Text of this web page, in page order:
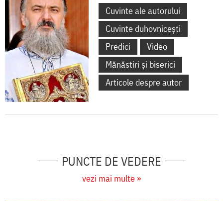
Cuvinte ale autorului
Cuvinte duhovnicești
Predici
Video
Mănăstiri și biserici
Articole despre autor
PUNCTE DE VEDERE
vezi mai multe »